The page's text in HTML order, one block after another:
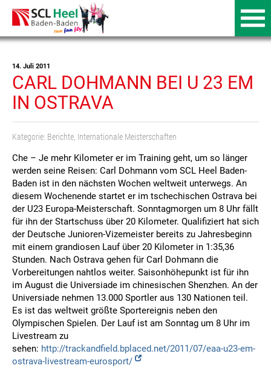
14. Juli 2011
CARL DOHMANN BEI U 23 EM
IN OSTRAVA
Kategorie: Berichte, Internationale Meisterschaften
Che – Je mehr Kilometer er im Training geht, um so länger
werden seine Reisen: Carl Dohmann vom SCL Heel Baden-
Baden ist in den nächsten Wochen weltweit unterwegs. An
diesem Wochenende startet er im tschechischen Ostrava bei
der U23 Europa-Meisterschaft. Sonntagmorgen um 8 Uhr fällt
für ihn der Startschuss über 20 Kilometer. Qualifiziert hat sich
der Deutsche Junioren-Vizemeister bereits zu Jahresbeginn
mit einem grandiosen Lauf über 20 Kilometer in 1:35,36
Stunden. Nach Ostrava gehen für Carl Dohmann die
Vorbereitungen nahtlos weiter. Saisonhöhepunkt ist für ihn
im August die Universiade im chinesischen Shenzhen. An der
Universiade nehmen 13.000 Sportler aus 130 Nationen teil.
Es ist das weltweit größte Sportereignis neben den
Olympischen Spielen. Der Lauf ist am Sonntag um 8 Uhr im
Livestream zu
sehen: http://trackandfield.bplaced.net/2011/07/eaa-u23-em-
ostrava-livestream-eurosport/